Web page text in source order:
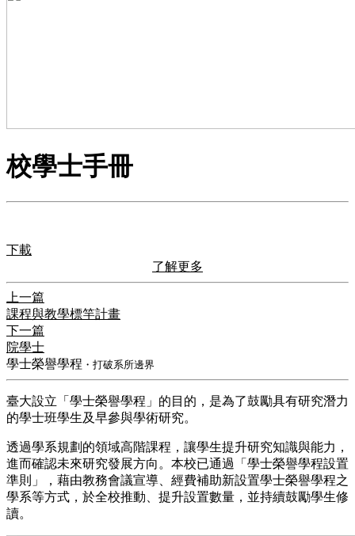
校學士手冊
下載
了解更多
上一篇
課程與教學標竿計畫
下一篇
院學士
學士榮譽學程 ・打破系所邊界
臺大設立「學士榮譽學程」的目的，是為了鼓勵具有研究潛力
的學士班學生及早參與學術研究。
透過學系規劃的領域高階課程，讓學生提升研究知識與能力，
進而確認未來研究發展方向。本校已通過「學士榮譽學程設置
準則」，藉由教務會議宣導、經費補助新設置學士榮譽學程之
學系等方式，於全校推動、提升設置數量，並持續鼓勵學生修
讀。